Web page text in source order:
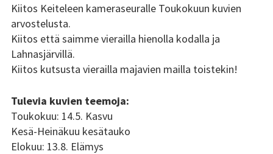
SIVUPALKKI
Kiitos Keiteleen kameraseuralle Toukokuun kuvien
arvostelusta.
Kiitos että saimme vierailla hienolla kodalla ja
Lahnasjärvillä.
Kiitos kutsusta vierailla majavien mailla toistekin!
Tulevia kuvien teemoja:
Toukokuu: 14.5. Kasvu
Kesä-Heinäkuu kesätauko
Elokuu: 13.8. Elämys